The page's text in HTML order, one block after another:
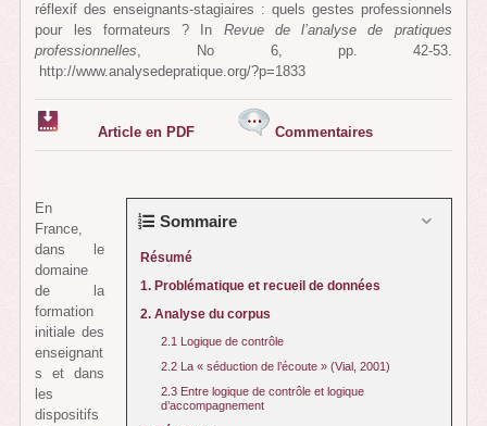
réflexif des enseignants-stagiaires : quels gestes professionnels
pour les formateurs ? In Revue de l’analyse de pratiques
professionnelles, No 6, pp. 42-53.
http://www.analysedepratique.org/?p=1833
Article en PDF Commentaires
Sommaire
Résumé
1. Problématique et recueil de données
2. Analyse du corpus
2.1 Logique de contrôle
2.2 La « séduction de l’écoute » (Vial, 2001)
2.3 Entre logique de contrôle et logique
d’accompagnement
En
France,
dans le
domaine
de la
formation
initiale des
enseignant
s et dans
les
dispositifs